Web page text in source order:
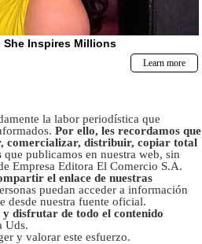
la labor periodística que
Por ello, les recordamos que
comercializar, distribuir, copiar total
que publicamos en nuestra web, sin
Empresa Editora El Comercio S.A.
el enlace de nuestras
puedan acceder a información
desde nuestra fuente oficial.
y disfrutar de todo el contenido
Uds.
y valorar este esfuerzo.